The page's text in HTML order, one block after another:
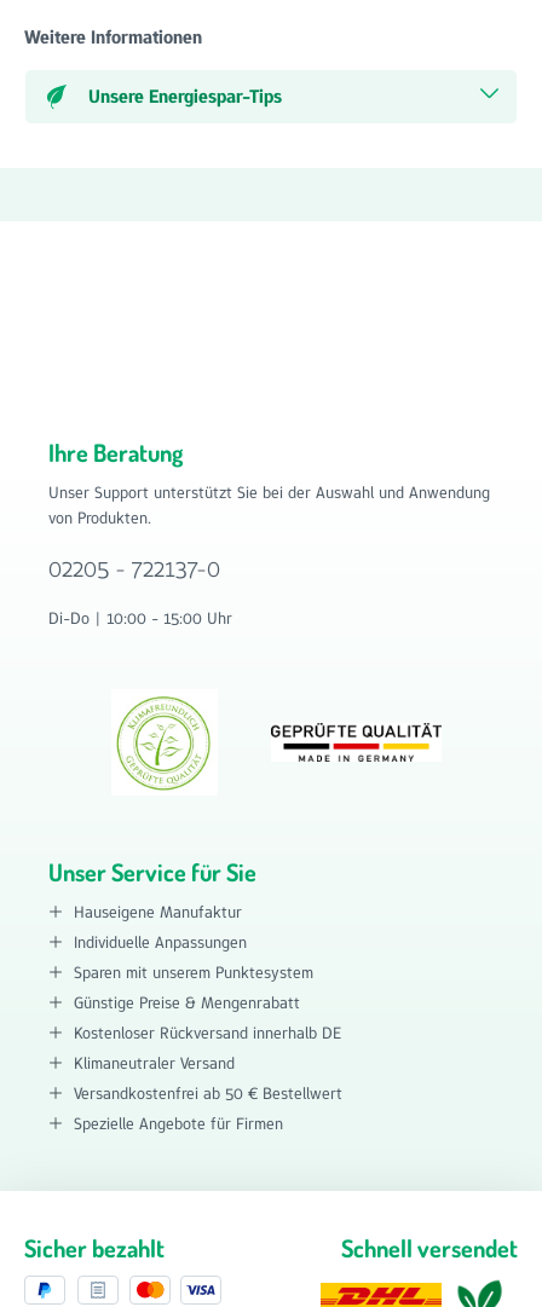
Weitere Informationen
Unsere Energiespar-Tips
Ihre Beratung
Unser Support unterstützt Sie bei der Auswahl und Anwendung
von Produkten.
02205 - 722137-0
Di-Do | 10:00 - 15:00 Uhr
Unser Service für Sie
Hauseigene Manufaktur
Individuelle Anpassungen
Sparen mit unserem Punktesystem
Günstige Preise & Mengenrabatt
Kostenloser Rückversand innerhalb DE
Klimaneutraler Versand
Versandkostenfrei ab 50 € Bestellwert
Spezielle Angebote für Firmen
Sicher bezahlt Schnell versendet